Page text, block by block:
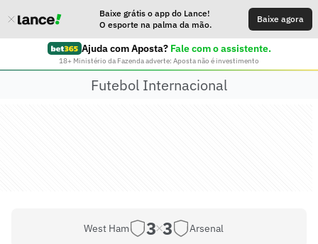
Baixe grátis o app do Lance!
O esporte na palma da mão.
Baixe agora
Ajuda com Aposta? Fale com o assistente.
18+ Ministério da Fazenda adverte: Aposta não é investimento
Futebol Internacional
West Ham 3 3 Arsenal